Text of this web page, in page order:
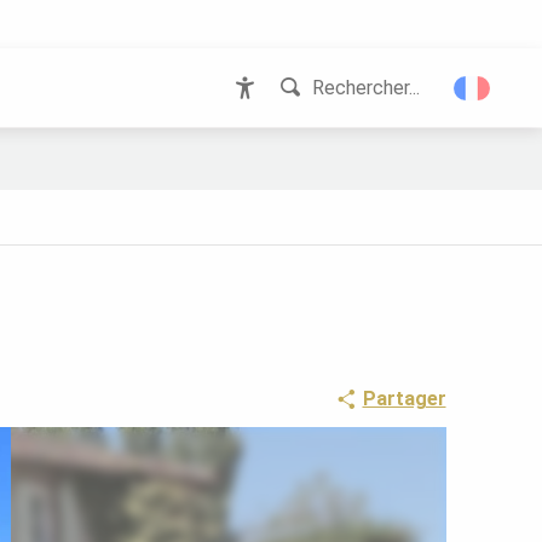
Rechercher...
Partager